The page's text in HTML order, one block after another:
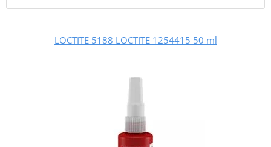
LOCTITE 5188 LOCTITE 1254415 50 ml